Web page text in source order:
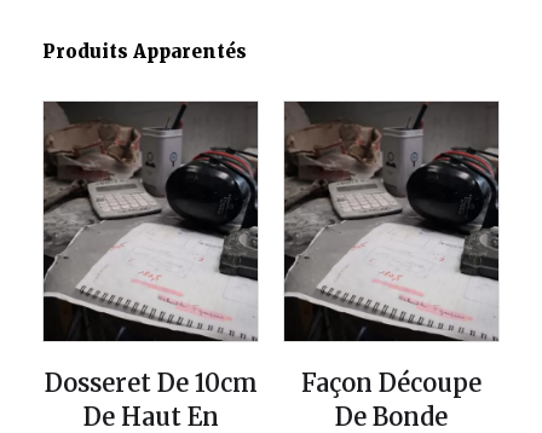
Produits Apparentés
Dosseret De 10cm
De Haut En
Façon Découpe
De Bonde